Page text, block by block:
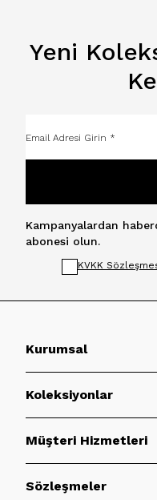
Yeni
Kampanyalardan
abonesi olun.
KVKK
Kurumsal
Koleksiyonlar
Müşteri Hizmetleri
Sözleşmeler